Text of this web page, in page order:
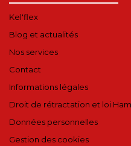
Kel'flex
Blog et actualités
Nos services
Contact
Informations légales
Droit de rétractation et loi
Données personnelles
Gestion des cookies